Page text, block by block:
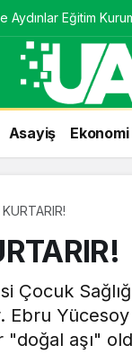
Eğitim
Asayiş Ekonomi
Ebru
"doğal aşı"